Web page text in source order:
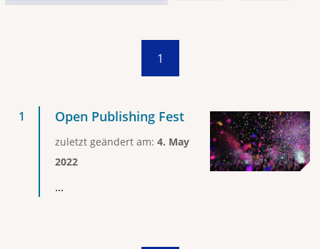
1
Open Publishing Fest
zuletzt geändert am: 4. May
2022
...